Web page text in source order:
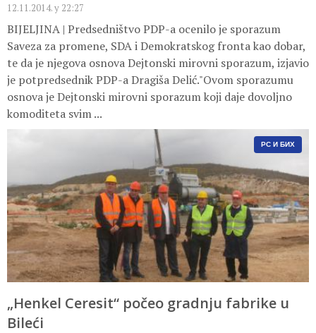
12.11.2014. у 22:27
BIJELJINA | Predsedništvo PDP-a ocenilo je sporazum
Saveza za promene, SDA i Demokratskog fronta kao dobar,
te da je njegova osnova Dejtonski mirovni sporazum, izjavio
je potpredsednik PDP-a Dragiša Delić."Ovom sporazumu
osnova je Dejtonski mirovni sporazum koji daje dovoljno
komoditeta svim ...
РС И БИХ
„Henkel Ceresit“ počeo gradnju fabrike u
Bileći